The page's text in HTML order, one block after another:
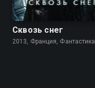
Сквозь снег
2013, Франция, Фантастика